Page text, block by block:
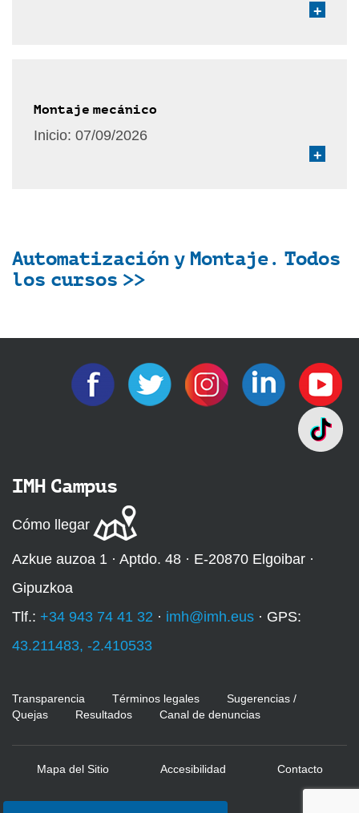
+
Montaje mecánico
Inicio: 07/09/2026
+
Automatización y Montaje. Todos
los cursos >>
IMH Campus
Cómo llegar
Azkue auzoa 1 · Aptdo. 48 · E-20870 Elgoibar ·
Gipuzkoa
Tlf.: +34 943 74 41 32 · imh@imh.eus · GPS:
43.211483, -2.410533
Transparencia Términos legales
Sugerencias /
Quejas
Resultados Canal de denuncias
Mapa del Sitio Accesibilidad Contacto